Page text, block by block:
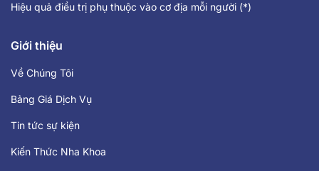
Hiệu quả điều trị phụ thuộc vào cơ địa mỗi người (*)
Giới thiệu
Về Chúng Tôi
Bảng Giá Dịch Vụ
Tin tức sự kiện
Kiến Thức Nha Khoa